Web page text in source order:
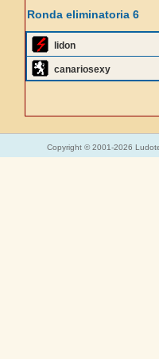
Ronda eliminatoria 6
lidon
canariosexy
Copyright © 2001-2026